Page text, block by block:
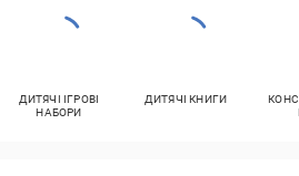
ДИТЯЧІ ІГРОВІ
НАБОРИ
ДИТЯЧІ КНИГИ